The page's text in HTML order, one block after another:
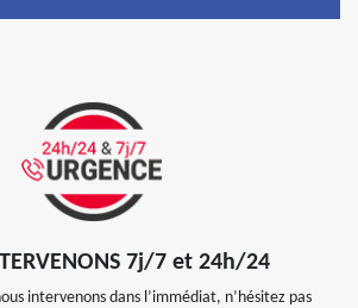
7j/7 et 24h/24
intervenons dans l’immédiat, n’hésitez pas